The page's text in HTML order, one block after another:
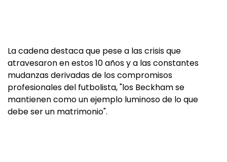
La cadena destaca que pese a las crisis que
atravesaron en estos 10 años y a las constantes
mudanzas derivadas de los compromisos
profesionales del futbolista, "los Beckham se
mantienen como un ejemplo luminoso de lo que
debe ser un matrimonio".